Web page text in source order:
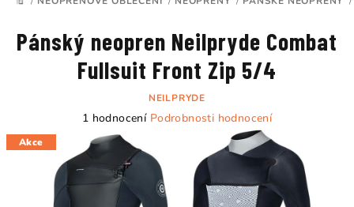
košík
DOMŮ
Pánský neopren Neilpryde Combat
Fullsuit Front Zip 5/4
NEILPRYDE
Průměrné
hodnocení
produktu
5,0
1 hodnocení Podrobnosti hodnocení
Akce